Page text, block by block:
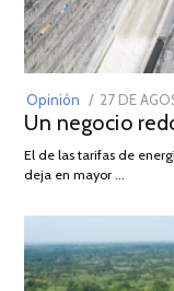
Opinión
POSTED
ON
27 DE
Un negocio
El de las tarifas de
deja en mayor …